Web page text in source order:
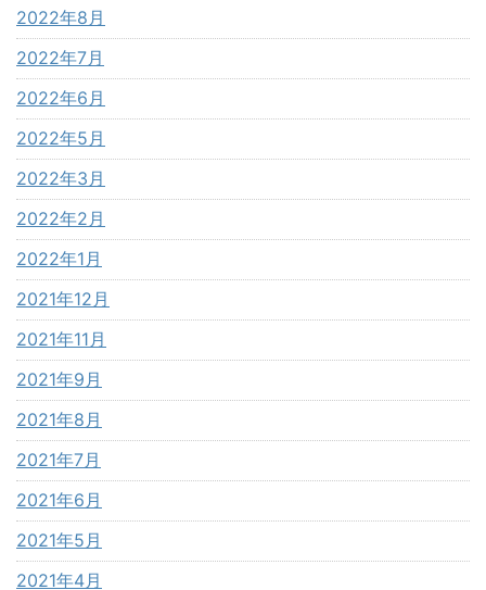
2022年8月
2022年7月
2022年6月
2022年5月
2022年3月
2022年2月
2022年1月
2021年12月
2021年11月
2021年9月
2021年8月
2021年7月
2021年6月
2021年5月
2021年4月